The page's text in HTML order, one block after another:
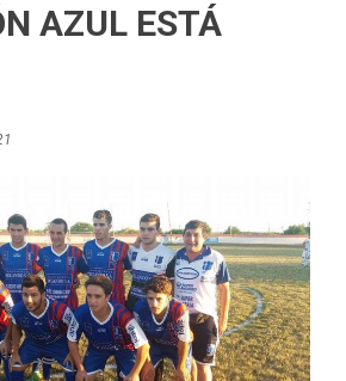
AZUL ESTÁ